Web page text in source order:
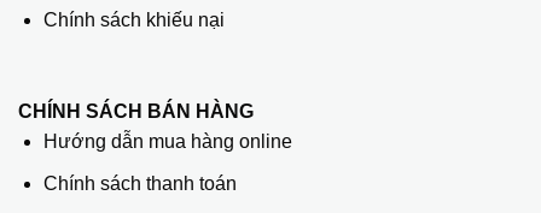
Chính sách khiếu nại
CHÍNH SÁCH BÁN HÀNG
Hướng dẫn mua hàng online
Chính sách thanh toán